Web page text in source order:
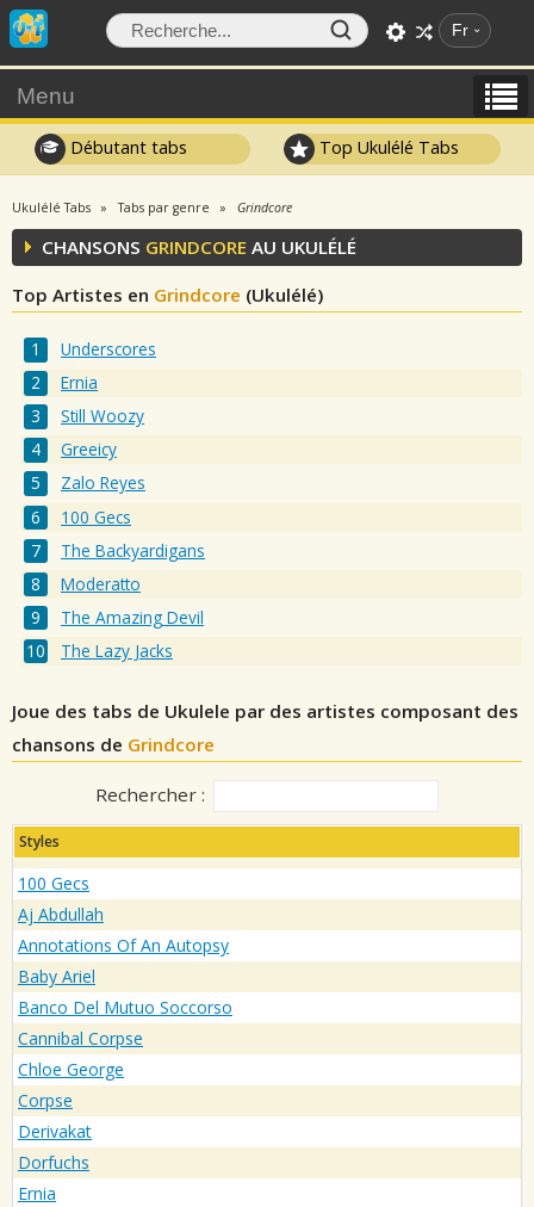
Fr
Menu
Débutant tabs Top Ukulélé Tabs
Ukulélé Tabs Tabs par genre Grindcore
CHANSONS GRINDCORE AU UKULÉLÉ
Top Artistes en Grindcore (Ukulélé)
Underscores
Ernia
Still Woozy
Greeicy
Zalo Reyes
100 Gecs
The Backyardigans
Moderatto
The Amazing Devil
The Lazy Jacks
Joue des tabs de Ukulele par des artistes composant des
chansons de Grindcore
Rechercher :
Styles
100 Gecs
Aj Abdullah
Annotations Of An Autopsy
Baby Ariel
Banco Del Mutuo Soccorso
Cannibal Corpse
Chloe George
Corpse
Derivakat
Dorfuchs
Ernia